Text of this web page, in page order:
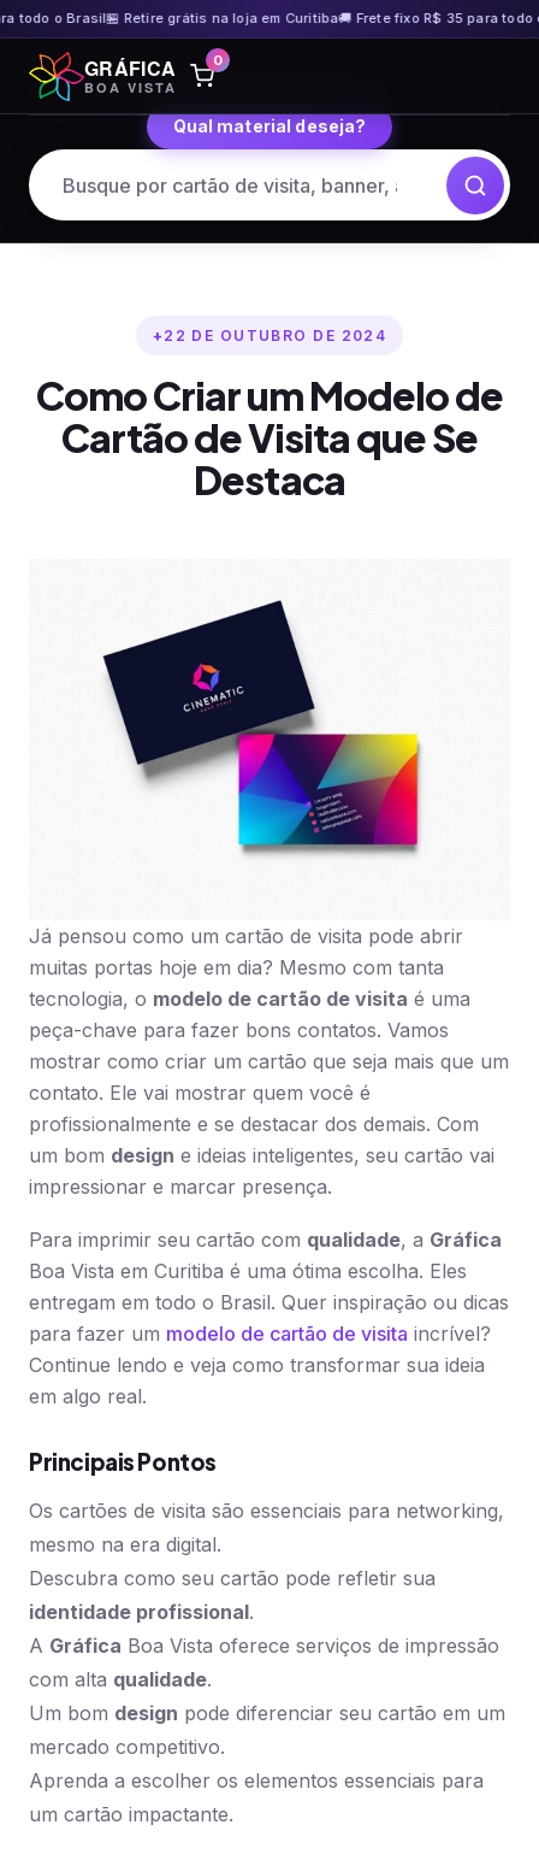
o Brasil🏪 Retire grátis na loja em Curitiba🚚 Frete fixo R$ 35 para todo o
Pular
para
o
GRÁFICA
BOA VISTA
0
Qual material deseja?
22 DE OUTUBRO DE 2024
Como Criar um Modelo de
Cartão de Visita que Se
Destaca
Já pensou como um cartão de visita pode abrir
muitas portas hoje em dia? Mesmo com tanta
tecnologia, o modelo de cartão de visita é uma
peça-chave para fazer bons contatos. Vamos
mostrar como criar um cartão que seja mais que um
contato. Ele vai mostrar quem você é
profissionalmente e se destacar dos demais. Com
um bom design e ideias inteligentes, seu cartão vai
impressionar e marcar presença.
Para imprimir seu cartão com qualidade, a Gráfica
Boa Vista em Curitiba é uma ótima escolha. Eles
entregam em todo o Brasil. Quer inspiração ou dicas
para fazer um modelo de cartão de visita incrível?
Continue lendo e veja como transformar sua ideia
em algo real.
Principais Pontos
Os cartões de visita são essenciais para networking,
mesmo na era digital.
Descubra como seu cartão pode refletir sua
identidade profissional.
A Gráfica Boa Vista oferece serviços de impressão
com alta qualidade.
Um bom design pode diferenciar seu cartão em um
mercado competitivo.
Aprenda a escolher os elementos essenciais para
um cartão impactante.